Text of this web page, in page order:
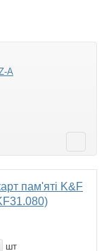
A
пам'яті K&F
шт